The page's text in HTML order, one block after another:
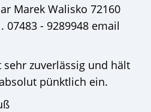
Marek Walisko 72160
07483 - 9289948 email
zuverlässig und hält
pünktlich ein.